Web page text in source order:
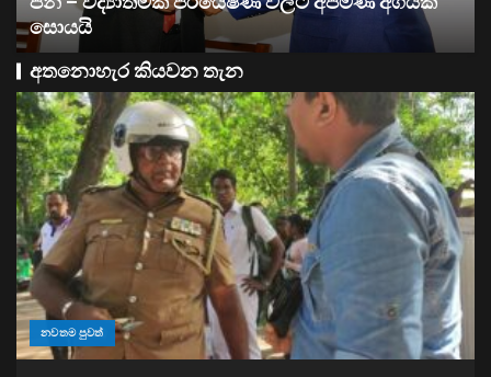
සතොසෙන් සුපර් වැඩක් ..
අතනොහැර කියවන තැන
නවතම පුවත්